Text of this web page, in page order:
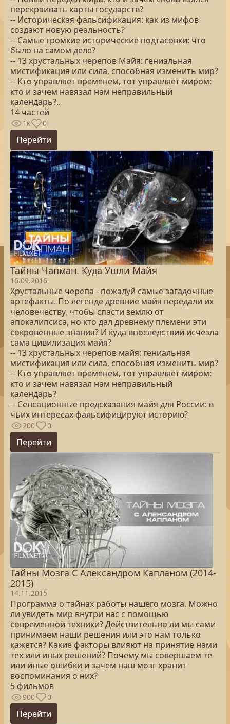
перекраивать карты государств?
-- Историческая фальсификация: как из мифов
создают новую реальность?
-- Самые громкие исторические подтасовки: что
было на самом деле?
-- 13 хрустальных черепов Майя: гениальная
мистификация или сила, способная изменить мир?
-- Кто управляет временем, тот управляет миром:
кто и зачем навязал нам неправильный
календарь?..
14 частей
1к 0
Перейти
Тайны Чапман. Куда Ушли Майя
16.09.2016
Хрустальные черепа - пожалуй самые загадочные
артефакты. По легенде древние майя передали их
человечеству, чтобы спасти землю от
апокалипсиса, но кто дал древнему племени эти
сокровенные знания? И куда впоследствии исчезла
сама цивилизация майя?
-- 13 хрустальных черепов майя: гениальная
мистификация или сила, способная изменить мир?
-- Кто управляет временем, тот управляет миром:
кто и зачем навязал нам неправильный
календарь?
-- Сенсационные предсказания майя для России: в
чьих интересах фальсифицируют историю?
200 0
Перейти
Тайны Мозга С Александром Капланом (2014-
2015)
14.11.2015
Программа о тайнах работы нашего мозга. Можно
ли увидеть мир внутри нас с помощью
современной техники? Действительно ли мы сами
принимаем наши решения или это нам только
кажется? Какие факторы влияют на принятие нами
тех или иных решений? Почему мы совершаем те
или иные ошибки и зачем наш мозг хранит
воспоминания о них?
5 фильмов
900 0
Перейти